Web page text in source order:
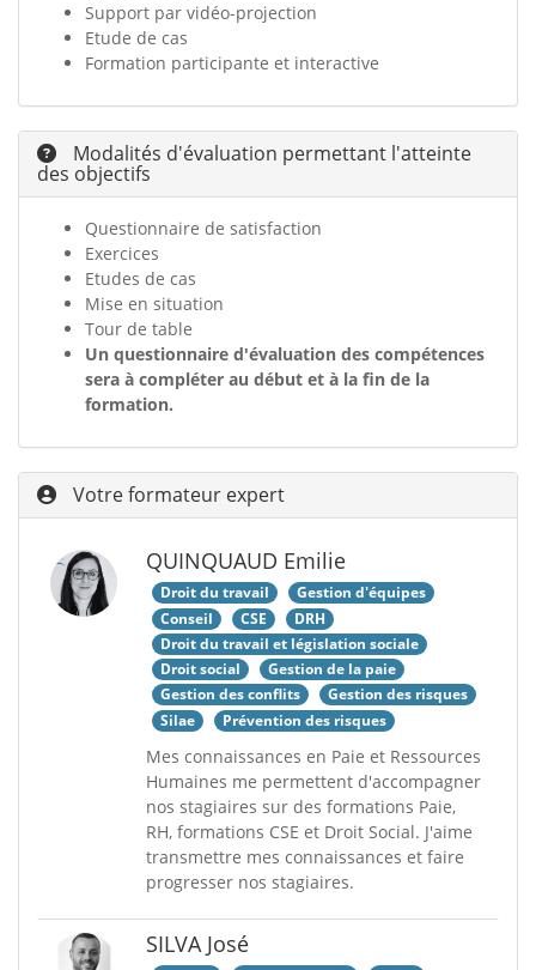
Support par vidéo-projection
Etude de cas
Formation participante et interactive
Modalités d'évaluation permettant l'atteinte
des objectifs
Questionnaire de satisfaction
Exercices
Etudes de cas
Mise en situation
Tour de table
Un questionnaire d'évaluation des compétences
sera à compléter au début et à la fin de la
formation.
Votre formateur expert
QUINQUAUD Emilie
Droit du travail
Gestion d'équipes
Conseil
CSE
DRH
Droit du travail et législation sociale
Droit social
Gestion de la paie
Gestion des conflits
Gestion des risques
Silae
Prévention des risques
Mes connaissances en Paie et Ressources
Humaines me permettent d'accompagner
nos stagiaires sur des formations Paie,
RH, formations CSE et Droit Social. J'aime
transmettre mes connaissances et faire
progresser nos stagiaires.
SILVA José